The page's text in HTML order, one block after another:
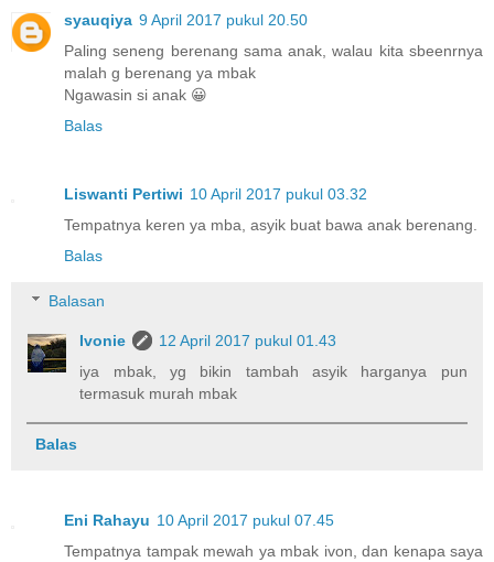
syauqiya 9 April 2017 pukul 20.50
Paling seneng berenang sama anak, walau kita sbeenrnya
malah g berenang ya mbak
Ngawasin si anak 😀
Balas
Liswanti Pertiwi 10 April 2017 pukul 03.32
Tempatnya keren ya mba, asyik buat bawa anak berenang.
Balas
Balasan
Ivonie
12 April 2017 pukul 01.43
iya mbak, yg bikin tambah asyik harganya pun
termasuk murah mbak
Balas
Eni Rahayu 10 April 2017 pukul 07.45
Tempatnya tampak mewah ya mbak ivon, dan kenapa saya